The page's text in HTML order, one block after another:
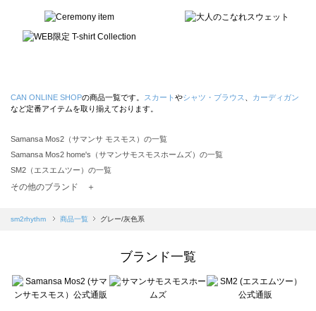
CAN ONLINE SHOPの商品一覧です。 スカート やシャツ・ブラウス
カーディガン
など定番アイテムを取り揃えております。
Samansa Mos2（サマンサ モスモス）の一覧
Samansa Mos2 home's（サマンサモスモスホームズ）の一覧
SM2（エスエムツー）の一覧
TSUHARU by Samansa Mos2（ツハルバイサマンサモスモス）の一覧
Samansa Mos2 blue（サマンサモスモス ブルー）の一覧
Te chichi（テチチ）の一覧
Te chichi CLASSIC（テチチ クラシック）の一覧
その他のブランド ＋
sm2rhythm 商品一覧 グレー/灰色系
ブランド一覧